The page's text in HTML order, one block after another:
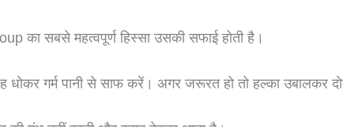
का सबसे महत्वपूर्ण हिस्सा उसकी सफाई होती है।
धोकर गर्म पानी से साफ करें। अगर जरूरत हो तो हल्का उबालकर